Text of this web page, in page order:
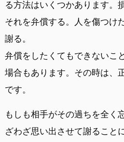
る方法はいくつかあります。
それを弁償する。人を傷つけ
謝る。
弁償をしたくてもできないこ
場合もあります。その時は、
です。
もしも相手がその過ちを全く
ざわざ思い出させて謝ること